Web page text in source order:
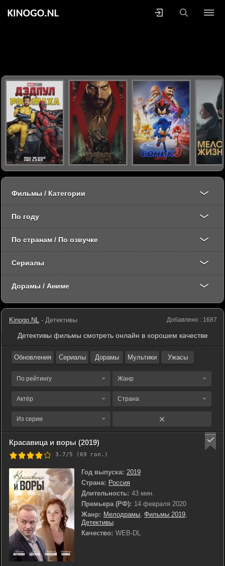
Добавлено : 1687
Kinogo.NL - Детективы
Детективы фильмы смотреть онлайн в хорошем качестве
Обновления Сериалы Дорамы Мультики Ужасы
По рейтингу Жанр
Актёр Страна
Из серии
Красавица и воры (2019)
3.7/5 (69 гол.)
Год выпуска: 2019
Страна: Россия
Длительность: 43 мин.
Премьера (РФ): 14 февраля 2020
Жанр: Мелодрамы, Фильмы 2019,
Детективы
Качество: WEB-DL
Фильмы / Категории
По году
По странам / По озвучке
Сериалы
Дорамы / Аниме